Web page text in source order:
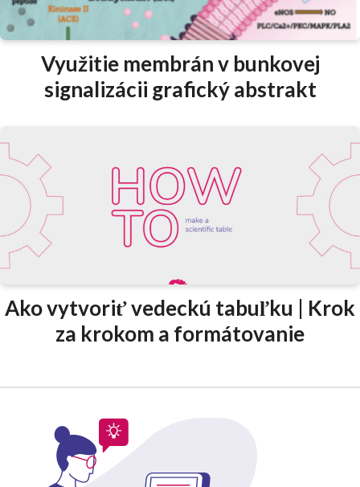
Využitie membrán v bunkovej
signalizácii grafický abstrakt
Ako vytvoriť vedeckú tabuľku | Krok
za krokom a formátovanie